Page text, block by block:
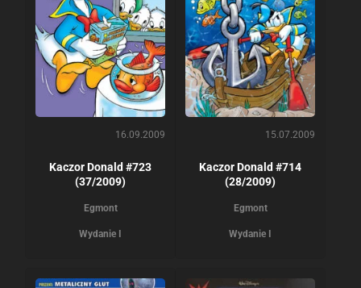
16.09.2009
Kaczor Donald #723
(37/2009)
Egmont
Wydanie I
15.07.2009
Kaczor Donald #714
(28/2009)
Egmont
Wydanie I